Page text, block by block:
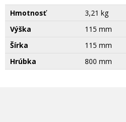
Hmotnosť
3,21 kg
Výška
115 mm
Šírka
115 mm
Hrúbka
800 mm